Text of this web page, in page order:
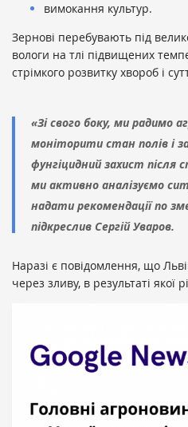
вимокання культур.
Зернові перебувають під
вологи на тлі підвищених
стрімкого розвитку хвороб і
«Зі свого боку, ми радимо
моніторити стан полів і
фунгіцидний захист після
ми активно аналізуємо
надати рекомендації по
підкреслив Сергій Уваров.
Наразі є повідомлення, що
через зливу, в результаті якої